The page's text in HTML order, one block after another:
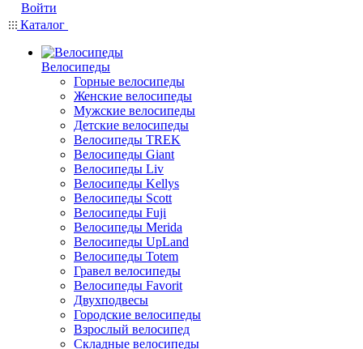
Войти
Каталог
Велосипеды
Горные велосипеды
Женские велосипеды
Мужские велосипеды
Детские велосипеды
Велосипеды TREK
Велосипеды Giant
Велосипеды Liv
Велосипеды Kellys
Велосипеды Scott
Велосипеды Fuji
Велосипеды Merida
Велосипеды UpLand
Велосипеды Totem
Гравел велосипеды
Велосипеды Favorit
Двухподвесы
Городские велосипеды
Взрослый велосипед
Складные велосипеды